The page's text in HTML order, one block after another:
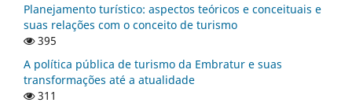
Planejamento turístico: aspectos teóricos e conceituais e
suas relações com o conceito de turismo
395
A política pública de turismo da Embratur e suas
transformações até a atualidade
311